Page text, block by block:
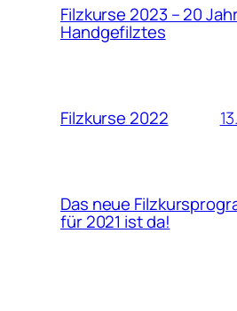
Filzkurse 2023 – 20
Handgefilztes
Filzkurse 2022
Das neue
für 2021 ist da!